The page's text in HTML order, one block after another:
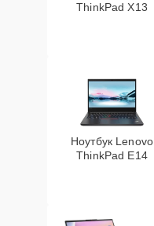
ThinkPad X13
Ноутбук Lenovo
ThinkPad E14